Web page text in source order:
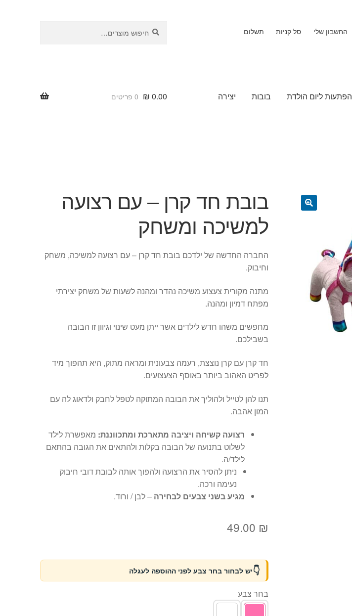
החשבון שלי סל קניות תשלום
עבור:
הפתעות ליום הולדת בובות יצירה 0.00
₪ 0 פריטים
בובת חד קרן – עם רצועה
למשיכה ומשחק
החברה החדשה של ילדכם בובת חד קרן – עם רצועה למשיכה, משחק
וחיבוק.
מתנה מקורית צעצוע משיכה נהדר ומהנה לשעות של משחק יצירתי
מפתח דמיון ומהנה.
מחפשים משהו חדש לילדים אשר ייתן מעט שינוי וגיוון זו הבובה
בשבילכם.
חד קרן עם קרן נוצצת, רעמה צבעונית ומראה מתוק, היא תהפוך מיד
לפריט האהוב ביותר באוסף הצעצועים.
תנו להן לטייל ולהוליך את הבובה המתוקה לטפל לחבק ולדאוג לה עם
המון אהבה.
רצועה קשיחה ויציבה מתארכת ומתכווננת: מאפשרת לילד
לשלוט בתנועה של הבובה בקלות ולהתאים את הגובה בהתאם
לילד/ה.
ניתן להסיר את הרצועה ולהפוך אותה לבובת דובי חיבוק
נעימה ורכה.
מגיע בשני צבעים לבחירה – לבן / ורוד.
49.00 ₪
יש לבחור בחר צבע לפני ההוספה לעגלה
בחר צבע